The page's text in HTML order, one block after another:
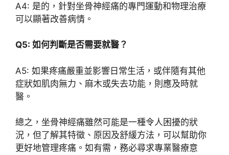
A4: 是的，針對坐骨神經痛的專門運動和物理治療
可以顯著改善病情。
Q5: 如何判斷是否需要就醫？
A5: 如果疼痛嚴重並影響日常生活，或伴隨有其他
症狀如肌肉無力、麻木或失去功能，則應及時就
醫。
總之，坐骨神經痛雖然可能是一種令人困擾的狀
況，但了解其特徵、原因及舒緩方法，可以幫助你
更好地管理疼痛。如有需，務必尋求專業醫療意